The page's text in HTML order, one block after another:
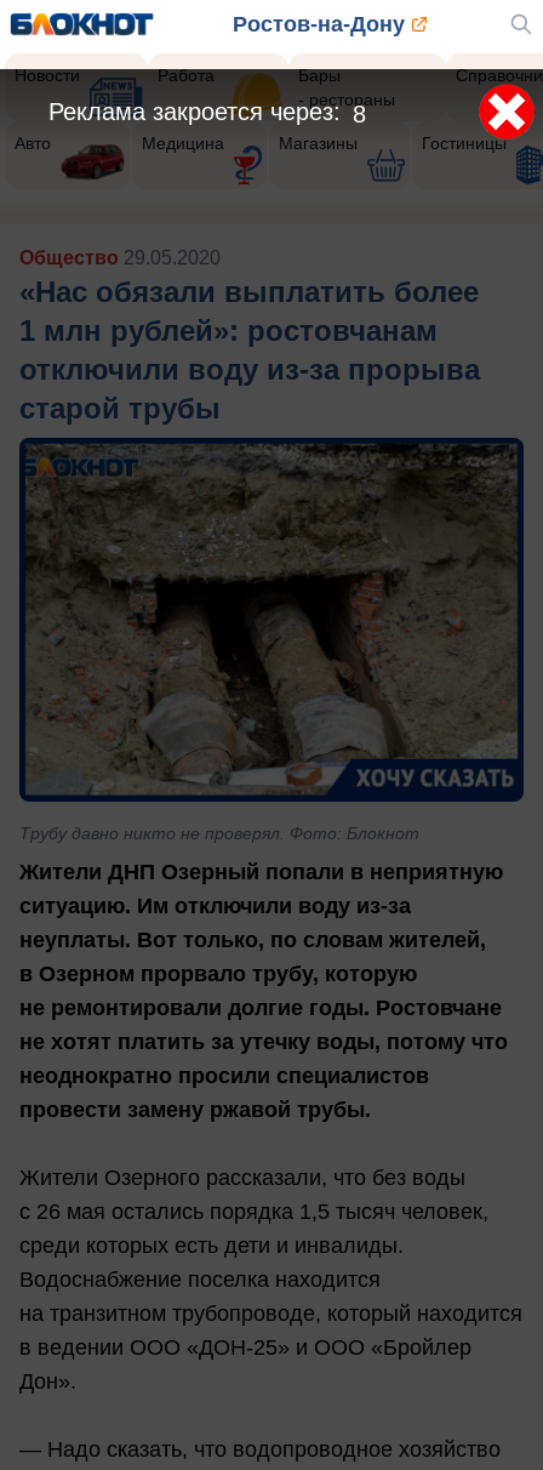
Ростов-на-Дону
Новости Работа
Бары
- рестораны
Авто Медицина Магазины Гостиницы
Общество 29.05.2020
«Нас обязали выплатить более
1 млн рублей»: ростовчанам
отключили воду из-за прорыва
старой трубы
Трубу давно никто не проверял. Фото: Блокнот
Жители ДНП Озерный попали в неприятную
ситуацию. Им отключили воду из-за
неуплаты. Вот только, по словам жителей,
в Озерном прорвало трубу, которую
не ремонтировали долгие годы. Ростовчане
не хотят платить за утечку воды, потому что
неоднократно просили специалистов
провести замену ржавой трубы.
Жители Озерного рассказали, что без воды
с 26 мая остались порядка 1,5 тысяч человек,
среди которых есть дети и инвалиды.
Водоснабжение поселка находится
на транзитном трубопроводе, который находится
в ведении ООО «ДОН-25» и ООО «Бройлер
Дон».
— Надо сказать, что водопроводное хозяйство
6
Реклама закроется через: